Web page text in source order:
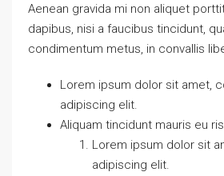
Aenean gravida mi non aliquet
dapibus, nisi a faucibus tincidunt,
condimentum metus, in convallis
Lorem ipsum dolor sit amet,
adipiscing elit.
Aliquam tincidunt mauris eu
Lorem ipsum dolor sit
adipiscing elit.